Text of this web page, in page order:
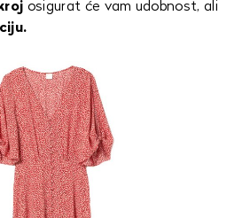
osigurat će vam udobnost, ali